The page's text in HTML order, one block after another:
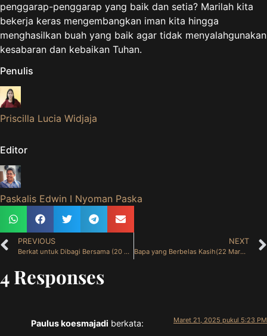
penggarap-penggarap yang baik dan setia? Marilah kita
bekerja keras mengembangkan iman kita hingga
menghasilkan buah yang baik agar tidak menyalahgunakan
kesabaran dan kebaikan Tuhan.
Penulis
Priscilla Lucia Widjaja
Editor
Paskalis Edwin I Nyoman Paska
PREVIOUS
Berkat untuk Dibagi Bersama (20 Maret 2025)
NEXT
Bapa yang Berbelas Kasih(22 Maret 2025)
4 Responses
Paulus koesmajadi berkata: Maret 21, 2025 pukul 5:23 PM